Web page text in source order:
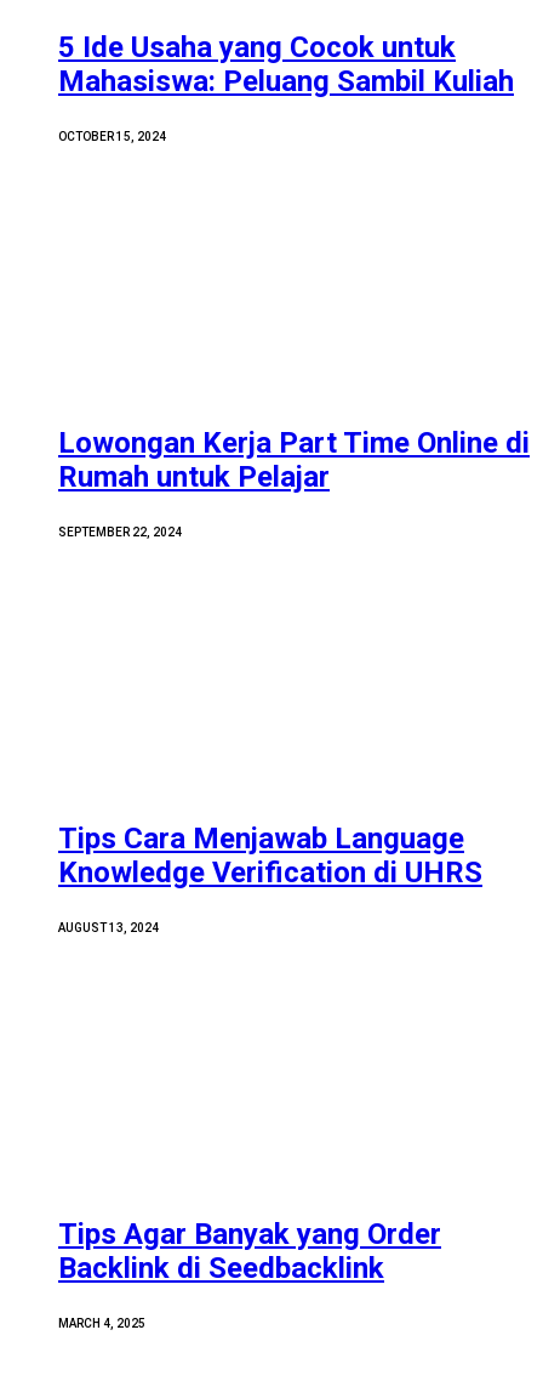
5 Ide Usaha yang Cocok untuk
Mahasiswa: Peluang Sambil Kuliah
OCTOBER 15, 2024
Lowongan Kerja Part Time Online di
Rumah untuk Pelajar
SEPTEMBER 22, 2024
Tips Cara Menjawab Language
Knowledge Verification di UHRS
AUGUST 13, 2024
Tips Agar Banyak yang Order
Backlink di Seedbacklink
MARCH 4, 2025